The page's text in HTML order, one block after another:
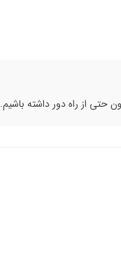
از راه دور داشته باشیم.